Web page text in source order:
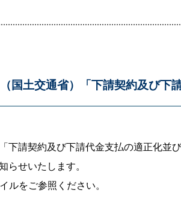
（国土交通省）「下請契約及び
下請契約及び下請代金支払の適正化並
らせいたします。
ルをご参照ください。